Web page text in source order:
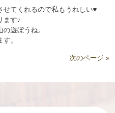
せてくれるので私もうれしい♥
ます♪
遊ぼうね。
。
次のページ »